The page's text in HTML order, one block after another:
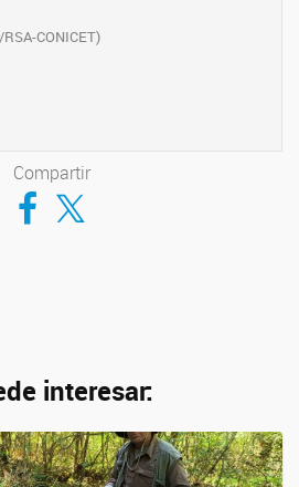
CONICET)
Compartir
Compartir en Facebook
Compartir en Twitter
interesar: